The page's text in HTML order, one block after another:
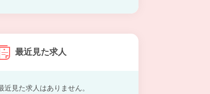
最近見た求人
近見た求人はありません。